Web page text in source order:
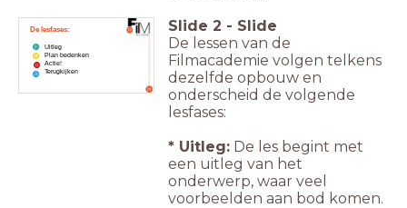
De lesfases:
Uitleg
Plan bedenken
Actie!
Terugkijken
Slide 2 - Slide
De lessen van de
Filmacademie volgen telkens
dezelfde opbouw en
onderscheid de volgende
lesfases:
* Uitleg: De les begint met
een uitleg van het
onderwerp, waar veel
voorbeelden aan bod komen.